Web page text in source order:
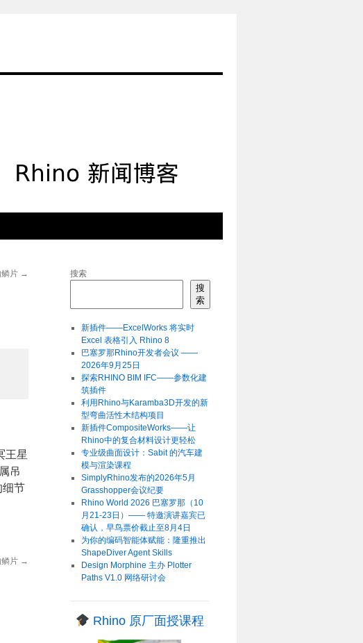
片 →
王星
吊
细节
片 →
搜索
搜
索
新插件——ExcelWorks 将实时
Excel 表格引入 Rhino 8
巴塞罗那Rhino开发者会议 ——
2026年9月25日
探索RHINO BIM IFC——参数化建
筑插件
利用Rhino与Karamba3D开发的新
型弯曲活性木结构项目
新插件CompositeWorks——让
Rhino中的复合材料设计更轻松
专业级曲面设计：Sabit 的汽车建
模与渲染课程
SimplyRhino发布的2026年5月
Grasshopper会议纪要
Rhino World 2026 巴塞罗那（10
月21-23日）—— 特邀演讲嘉宾已
确认，早鸟票价截止至8月4日
为你的编码智能体赋能：隆重推出
ShapeDiver Agent Skills
Design Morphine 主办 Plotter
Paths V1.0 网络研讨会
Rhino 原厂面授课程